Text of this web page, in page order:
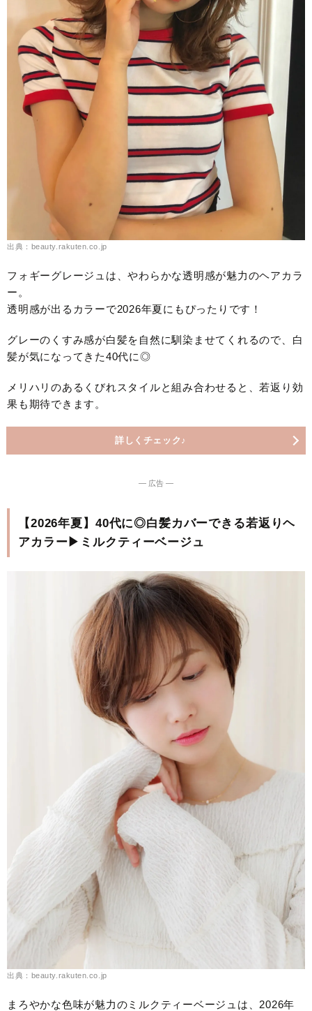
出典：beauty.rakuten.co.jp
フォギーグレージュは、やわらかな透明感が魅力のヘアカラ
ー。
透明感が出るカラーで2026年夏にもぴったりです！
グレーのくすみ感が白髪を自然に馴染ませてくれるので、白
髪が気になってきた40代に◎
メリハリのあるくびれスタイルと組み合わせると、若返り効
果も期待できます。
詳しくチェック♪
― 広告 ―
【2026年夏】40代に◎白髪カバーできる若返りヘ
アカラー▶ミルクティーベージュ
出典：beauty.rakuten.co.jp
まろやかな色味が魅力のミルクティーベージュは、2026年